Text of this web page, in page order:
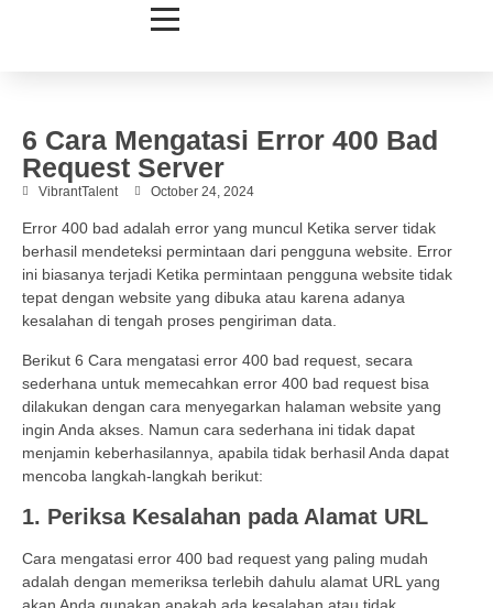
6 Cara Mengatasi Error 400 Bad
Request Server
VibrantTalent October 24, 2024
Error 400 bad adalah error yang muncul Ketika server tidak
berhasil mendeteksi permintaan dari pengguna website. Error
ini biasanya terjadi Ketika permintaan pengguna website tidak
tepat dengan website yang dibuka atau karena adanya
kesalahan di tengah proses pengiriman data.
Berikut 6 Cara mengatasi error 400 bad request, secara
sederhana untuk memecahkan error 400 bad request bisa
dilakukan dengan cara menyegarkan halaman website yang
ingin Anda akses. Namun cara sederhana ini tidak dapat
menjamin keberhasilannya, apabila tidak berhasil Anda dapat
mencoba langkah-langkah berikut:
1. Periksa Kesalahan pada Alamat URL
Cara mengatasi error 400 bad request yang paling mudah
adalah dengan memeriksa terlebih dahulu alamat URL yang